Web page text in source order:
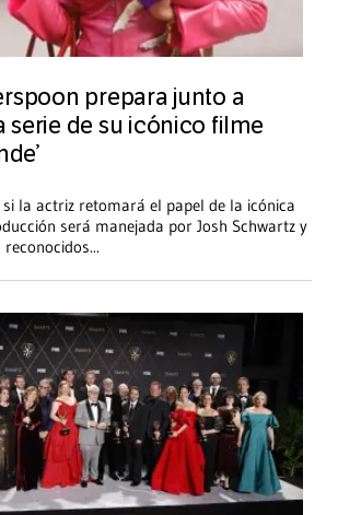
prepara junto a
serie de su icónico filme
si la actriz retomará el papel de la icónica
será manejada por Josh Schwartz y
reconocidos...